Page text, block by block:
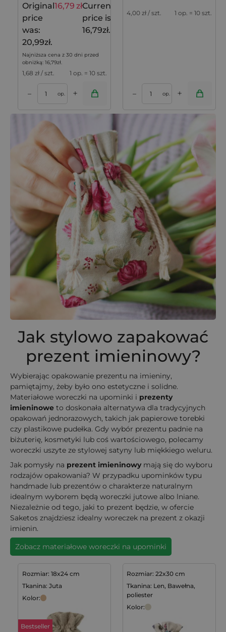
Original
price
was:
20,99zł.
16,79 złCurrent
price is:
16,79zł.
Najniższa cena z 30 dni przed
obniżką: 16,79zł.
1,68 zł / szt. 1 op. = 10 szt.
– op. +
4,00 zł / szt. 1 op. = 10 szt.
– op. +
Jak stylowo zapakować
prezent imieninowy?
Wybierając opakowanie prezentu na imieniny,
pamiętajmy, żeby było ono estetyczne i solidne.
Materiałowe woreczki na upominki i prezenty
imieninowe to doskonała alternatywa dla tradycyjnych
opakowań jednorazowych, takich jak papierowe torebki
czy plastikowe pudełka. Gdy wybór prezentu padnie na
biżuterię, kosmetyki lub coś wartościowego, polecamy
woreczki uszyte ze stylowej satyny lub miękkiego weluru.
Jak pomysły na prezent imieninowy mają się do wyboru
rodzajów opakowania? W przypadku upominków typu
handmade lub prezentów o charakterze naturalnym
idealnym wyborem będą woreczki jutowe albo lniane.
Niezależnie od tego, jaki to prezent będzie, w ofercie
Saketos znajdziesz idealny woreczek na prezent z okazji
imienin.
Zobacz materiałowe woreczki na upominki
Rozmiar: 18x24 cm
Tkanina: Juta
Kolor:
Bestseller
Rozmiar: 22x30 cm
Tkanina: Len, Bawełna,
poliester
Kolor: